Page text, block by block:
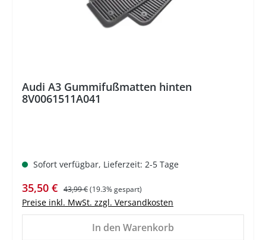
Audi A3 Gummifußmatten hinten
8V0061511A041
Sofort verfügbar, Lieferzeit: 2-5 Tage
Verkaufspreis:
35,50 € Regulärer Preis:
43,99 €(19.3% gespart)
Preise inkl. MwSt. zzgl. Versandkosten
In den Warenkorb